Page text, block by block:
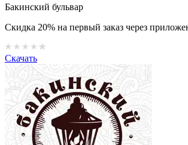
Бакинский бульвар
Скидка 20% на первый заказ через
Скачать